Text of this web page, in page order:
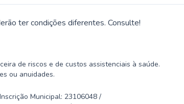
ter condições diferentes. Consulte!
de riscos e de custos assistenciais à saúde.
ou anuidades.
Municipal: 23106048 /